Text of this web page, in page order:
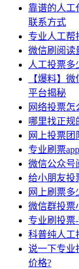
靠谱的人工
联系方式
专业人工帮
微信刷阅读
人工投票多
【爆料】
平台揭秘
网络投票怎
哪里找正规
网上投票
专业刷票
微信公众号
给小朋友投
网上刷票
微信群投票
专业刷投票
科普纯人工
说一下专业
价格?